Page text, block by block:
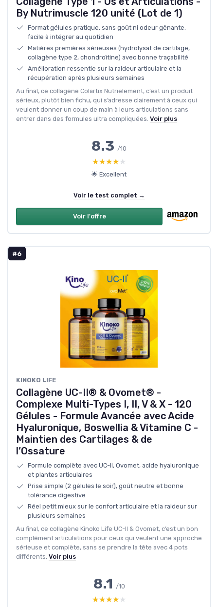
By Nutrimuscle 120 unité (Lot de 1)
Format gélules pratique, sans goût ni odeur gênante,
facile à intégrer au quotidien
Matières premières sérieuses (hydrolysat de cartilage,
collagène type 2, chondroïtine) avec bonne traçabilité
Amélioration ressentie sur la raideur articulaire et la
récupération après plusieurs semaines
Au final, ce collagène Colartix Nutrielement, c’est un produit
sérieux, plutôt bien fichu, qui s’adresse clairement à ceux qui
veulent donner un coup de main à leurs articulations sans
entrer dans des formules ultra compliquées. Voir plus
8.3 /10
★★★★★
★★★★★
🌟 Excellent
Voir le test complet →
Voir l'offre
#6
KINOKO LIFE
Collagène UC-II® & Ovomet® -
Complexe Multi-Types I, II, V & X - 120
Gélules - Formule Avancée avec Acide
Hyaluronique, Boswellia & Vitamine C -
Maintien des Cartilages & de
l’Ossature
Formule complète avec UC-II, Ovomet, acide hyaluronique
et plantes articulaires
Prise simple (2 gélules le soir), goût neutre et bonne
tolérance digestive
Réel petit mieux sur le confort articulaire et la raideur sur
plusieurs semaines
Au final, ce collagène Kinoko Life UC-II & Ovomet, c’est un bon
complément articulations pour ceux qui veulent une approche
sérieuse et complète, sans se prendre la tête avec 4 pots
différents. Voir plus
8.1 /10
★★★★★
★★★★★